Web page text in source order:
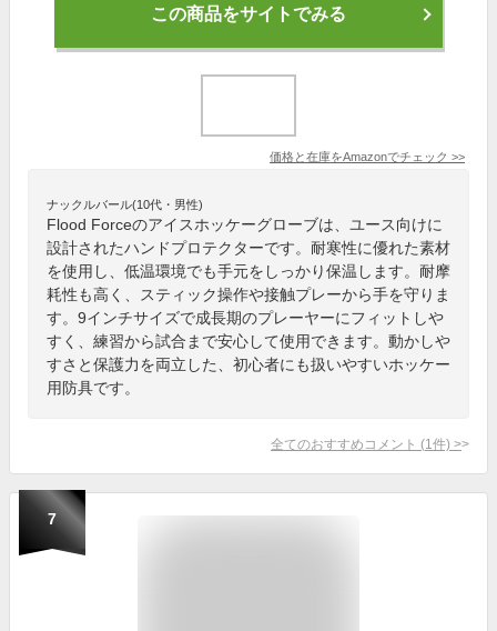
この商品をサイトでみる
価格と在庫をAmazonでチェック >>
ナックルバール(10代・男性)
Flood Forceのアイスホッケーグローブは、ユース向けに
設計されたハンドプロテクターです。耐寒性に優れた素材
を使用し、低温環境でも手元をしっかり保温します。耐摩
耗性も高く、スティック操作や接触プレーから手を守りま
す。9インチサイズで成長期のプレーヤーにフィットしや
すく、練習から試合まで安心して使用できます。動かしや
すさと保護力を両立した、初心者にも扱いやすいホッケー
用防具です。
全てのおすすめコメント (1 件) >
7